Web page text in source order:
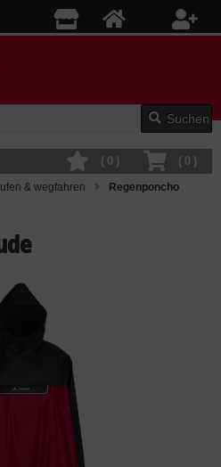
Suchen
( 0 )
( 0 )
& wegfahren
Regenponcho